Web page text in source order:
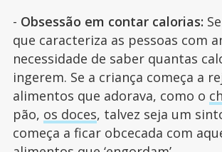
- Obsessão em contar calorias:
que caracteriza as pessoas com
necessidade de saber quantas
ingerem. Se a criança começa a
alimentos que adorava, como o
pão, os doces, talvez seja um
começa a ficar obcecada com